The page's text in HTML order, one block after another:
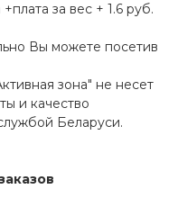
за вес + 1.6 руб.
Вы можете посетив
зона" не несет
и качество
Беларуси.